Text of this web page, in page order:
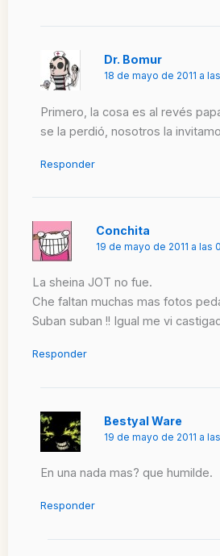
Dr. Bomur
18 de mayo de 2011 a
Primero, la cosa es al revés
se la perdió, nosotros la
Responder
Conchita
19 de mayo de 2011 a las
La sheina JOT no fue.
Che faltan muchas mas fotos
Suban suban !! Igual me vi
Responder
Bestyal Ware
19 de mayo de 2011 a
En una nada mas? que humilde.
Responder